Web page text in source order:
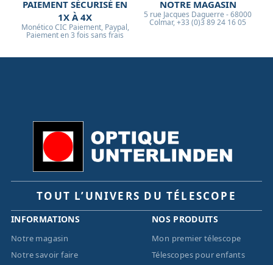
PAIEMENT SÉCURISÉ EN
1X À 4X
Monético CIC Paiement, Paypal,
Paiement en 3 fois sans frais
NOTRE MAGASIN
5 rue Jacques Daguerre - 68000
Colmar, +33 (0)3 89 24 16 05
TOUT L’UNIVERS DU TÉLESCOPE
INFORMATIONS
Notre magasin
Notre savoir faire
NOS PRODUITS
Mon premier télescope
Télescopes pour enfants